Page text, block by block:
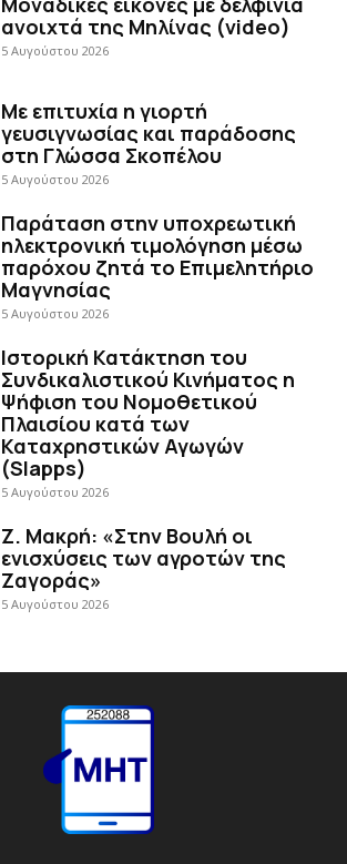
ανοιχτά της Μηλίνας (video)
5 Αυγούστου 2026
Με επιτυχία η γιορτή
γευσιγνωσίας και παράδοσης
στη Γλώσσα Σκοπέλου
5 Αυγούστου 2026
Παράταση στην υποχρεωτική
ηλεκτρονική τιμολόγηση μέσω
παρόχου ζητά το Επιμελητήριο
Μαγνησίας
5 Αυγούστου 2026
Ιστορική Κατάκτηση του
Συνδικαλιστικού Κινήματος η
Ψήφιση του Νομοθετικού
Πλαισίου κατά των
Καταχρηστικών Αγωγών
(Slapps)
5 Αυγούστου 2026
Ζ. Μακρή: «Στην Βουλή οι
ενισχύσεις των αγροτών της
Ζαγοράς»
5 Αυγούστου 2026